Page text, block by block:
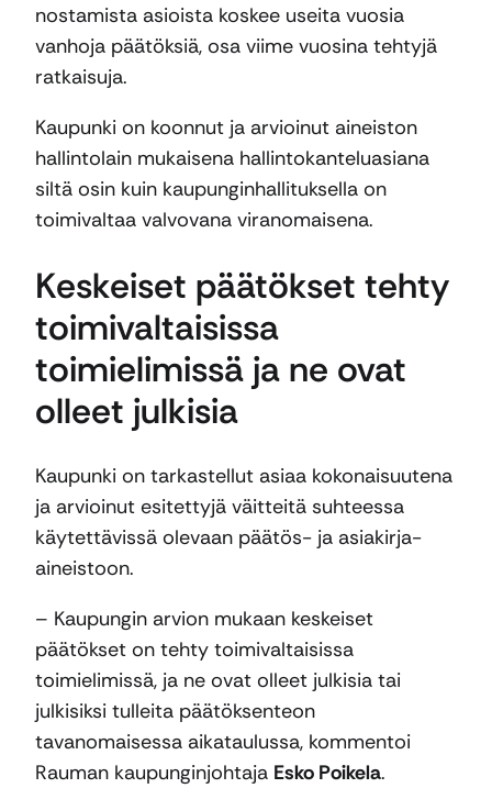
nostamista asioista koskee useita vuosia
vanhoja päätöksiä, osa viime vuosina tehtyjä
ratkaisuja.
Kaupunki on koonnut ja arvioinut aineiston
hallintolain mukaisena hallintokanteluasiana
siltä osin kuin kaupunginhallituksella on
toimivaltaa valvovana viranomaisena.
Keskeiset päätökset tehty
toimivaltaisissa
toimielimissä ja ne ovat
olleet julkisia
Kaupunki on tarkastellut asiaa kokonaisuutena
ja arvioinut esitettyjä väitteitä suhteessa
käytettävissä olevaan päätös- ja asiakirja-
aineistoon.
– Kaupungin arvion mukaan keskeiset
päätökset on tehty toimivaltaisissa
toimielimissä, ja ne ovat olleet julkisia tai
julkisiksi tulleita päätöksenteon
tavanomaisessa aikataulussa, kommentoi
Rauman kaupunginjohtaja Esko Poikela.